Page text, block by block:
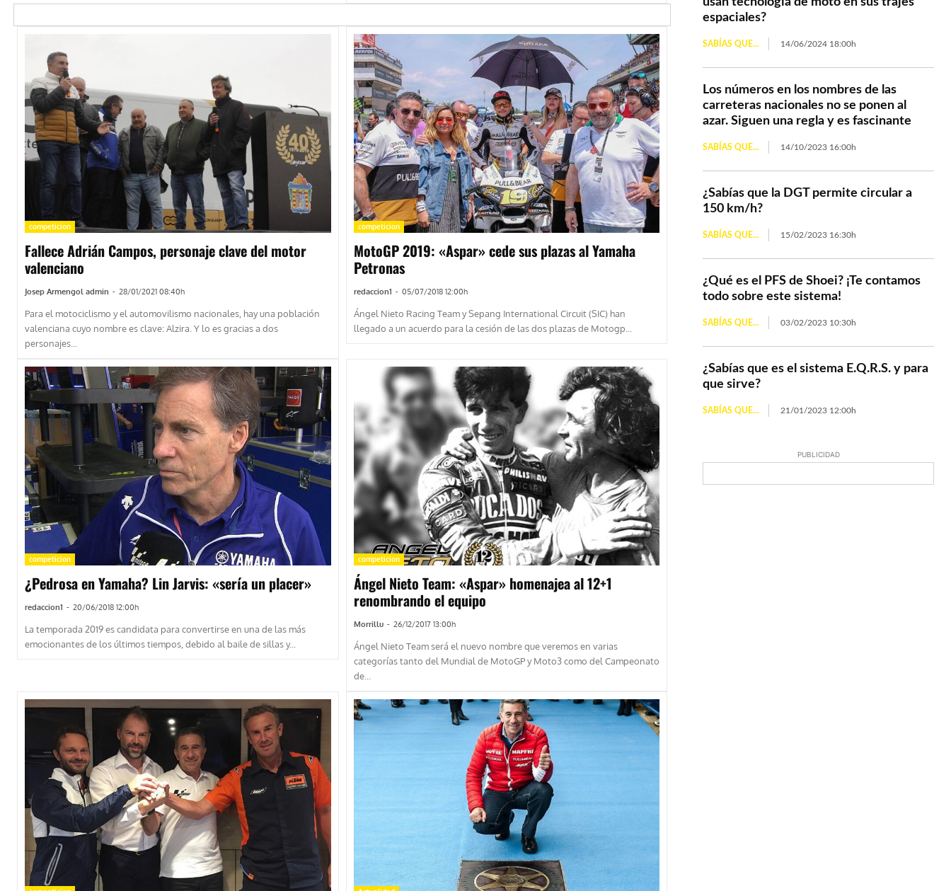
competicion
Fallece Adrián Campos, personaje clave del motor
valenciano
Josep Armengol admin - 28/01/2021 08:40h
Para el motociclismo y el automovilismo nacionales, hay una población
valenciana cuyo nombre es clave: Alzira. Y lo es gracias a dos
personajes...
competicion
MotoGP 2019: «Aspar» cede sus plazas al Yamaha
Petronas
redaccion1 - 05/07/2018 12:00h
Ángel Nieto Racing Team y Sepang International Circuit (SIC) han
llegado a un acuerdo para la cesión de las dos plazas de Motogp...
competicion
¿Pedrosa en Yamaha? Lin Jarvis: «sería un placer»
redaccion1 - 20/06/2018 12:00h
La temporada 2019 es candidata para convertirse en una de las más
emocionantes de los últimos tiempos, debido al baile de sillas y...
competicion
Ángel Nieto Team: «Aspar» homenajea al 12+1
renombrando el equipo
Morrillu - 26/12/2017 13:00h
Ángel Nieto Team será el nuevo nombre que veremos en varias
categorías tanto del Mundial de MotoGP y Moto3 como del Campeonato
de...
espaciales?
SABÍAS QUE... 14/06/2024 18:00h
Los números en los nombres de las
carreteras nacionales no se ponen al
azar. Siguen una regla y es fascinante
SABÍAS QUE... 14/10/2023 16:00h
¿Sabías que la DGT permite circular a
150 km/h?
SABÍAS QUE... 15/02/2023 16:30h
¿Qué es el PFS de Shoei? ¡Te contamos
todo sobre este sistema!
SABÍAS QUE... 03/02/2023 10:30h
¿Sabías que es el sistema E.Q.R.S. y para
que sirve?
SABÍAS QUE... 21/01/2023 12:00h
PUBLICIDAD